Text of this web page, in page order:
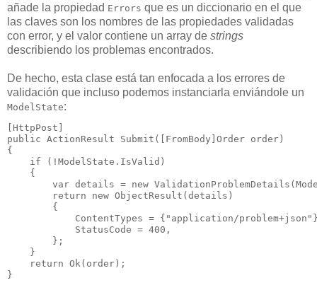
añade la propiedad Errors que es un diccionario en el que
las claves son los nombres de las propiedades validadas
con error, y el valor contiene un array de strings
describiendo los problemas encontrados.
De hecho, esta clase está tan enfocada a los errores de
validación que incluso podemos instanciarla enviándole un
ModelState:
public ActionResult Submit ([FromBody]Order order)
{
if (!ModelState.IsValid)
    {
var details = new
return
new ObjectResult(details)
        {
            ContentTypes = {
"application/problem+json"
            StatusCode =
400 ,
        };
    }
return Ok(order);
}